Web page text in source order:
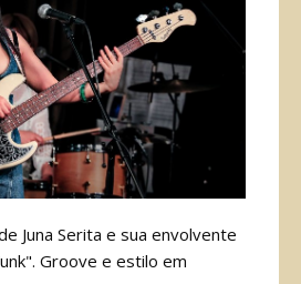
Juna Serita e sua envolvente
Groove e estilo em